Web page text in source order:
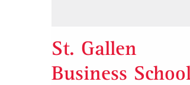
St. Gallen
Business